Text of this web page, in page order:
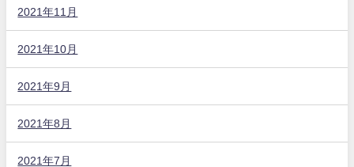
2021年11月
2021年10月
2021年9月
2021年8月
2021年7月